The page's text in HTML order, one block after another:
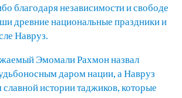
благодаря независимости и свободе
древние национальные праздники и
Навруз.
Эмомали Рахмон назвал
даром нации, а Навруз
истории таджиков, которые